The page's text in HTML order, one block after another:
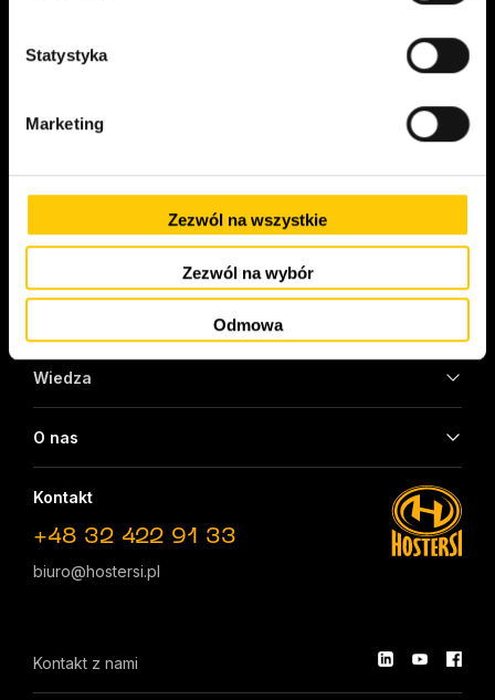
Statystyka
Marketing
Zezwól na wszystkie
Zezwól na wybór
Odmowa
Partnerzy
Oferta
Wiedza
O nas
Kontakt
+48 32 422 91 33
biuro@hostersi.pl
Kontakt z nami